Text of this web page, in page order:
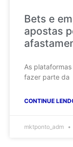
Bets e
apostas
As
fazer parte da
CONTINUE
mktponto_adm